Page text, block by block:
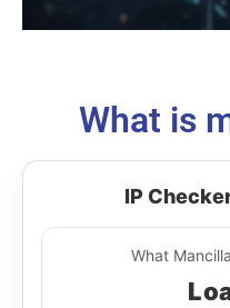
What is
IP
What